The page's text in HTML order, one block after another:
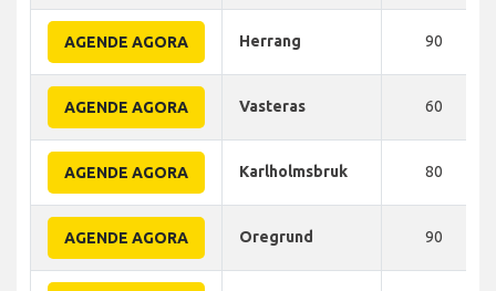
AGENDE AGORA Herrang 90
AGENDE AGORA Vasteras 60
AGENDE AGORA Karlholmsbruk 80
AGENDE AGORA Oregrund 90